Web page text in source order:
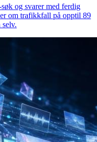
og svarer med ferdig
om trafikkfall på opptil 89
selv.